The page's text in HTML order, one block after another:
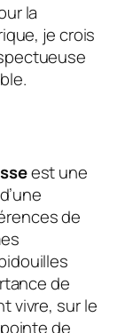
la
je crois
est une
de
de
vivre, sur le
de